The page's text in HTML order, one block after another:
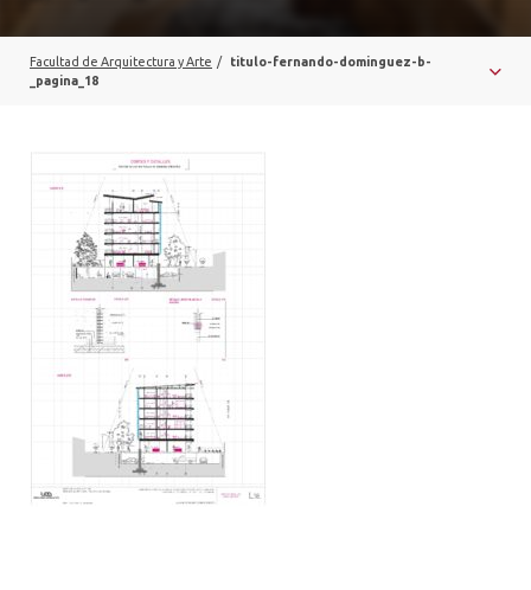
MAGÍSTER
VINCULACIÓN CON EL MEDIO
PLATAFORMA VUT
Facultad de Arquitectura y Arte /
titulo-fernando-dominguez-b-
_pagina_18